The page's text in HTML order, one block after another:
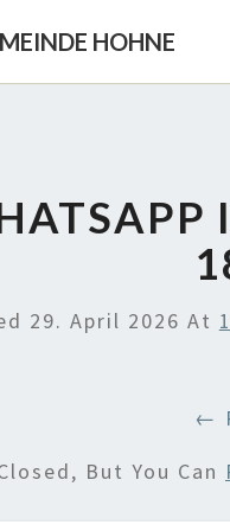
HOHNE
29. April 2026 At
←
But You Can